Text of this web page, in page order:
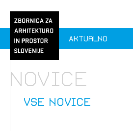
1/1
Pozdravljeni
vse novice
Novice
Aktualno
1/2
Prijava na novičnik